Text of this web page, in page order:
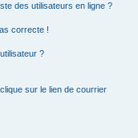
des utilisateurs en ligne ?
correcte !
?
sur le lien de courrier